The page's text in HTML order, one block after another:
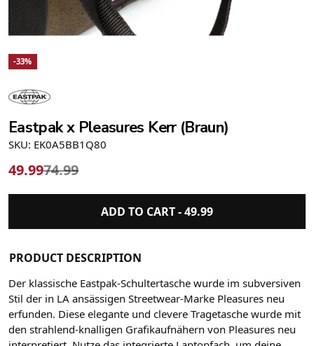
-33%
Eastpak x Pleasures Kerr (Braun)
SKU: EK0A5BB1Q80
49.9974.99
ADD TO CART -49.99
PRODUCT DESCRIPTION
Der klassische Eastpak-Schultertasche wurde im subversiven
Stil der in LA ansässigen Streetwear-Marke Pleasures neu
erfunden. Diese elegante und clevere Tragetasche wurde mit
den strahlend-knalligen Grafikaufnähern von Pleasures neu